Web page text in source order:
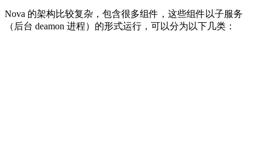
Nova 的架构比较复杂，包含很多组件，这些组件以子服务
（后台 deamon 进程）的形式运行，可以分为以下几类：